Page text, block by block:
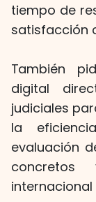
tiempo de
satisfacción
También
digital
judiciales
la
evaluación